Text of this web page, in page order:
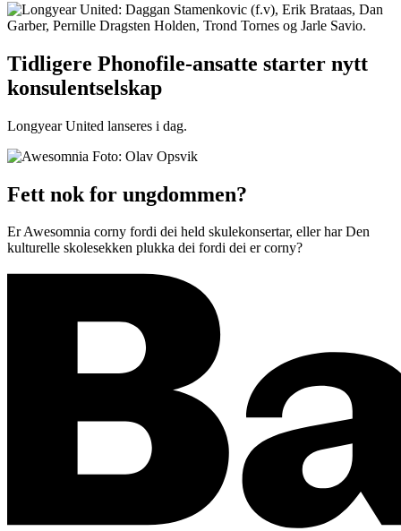
Tidligere Phonofile-ansatte starter nytt
konsulentselskap
Longyear United lanseres i dag.
Fett nok for ungdommen?
Er Awesomnia corny fordi dei held skulekonsertar, eller har Den
kulturelle skolesekken plukka dei fordi dei er corny?